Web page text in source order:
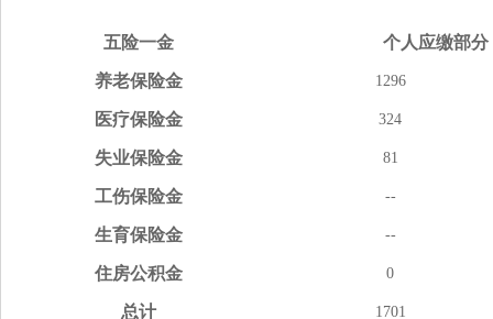
五险一金 个人应缴部分
养老保险金 1296
医疗保险金 324
失业保险金 81
工伤保险金 --
生育保险金 --
住房公积金 0
总计 1701